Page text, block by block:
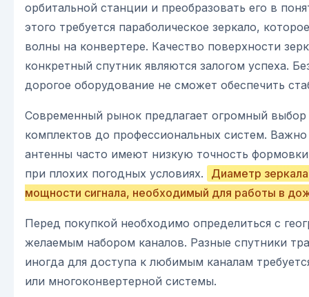
орбитальной станции и преобразовать его в
этого требуется параболическое зеркало,
волны на конвертере. Качество поверхности
конкретный спутник являются залогом успеха.
дорогое оборудование не сможет обеспечить
Современный рынок предлагает огромный
комплектов до профессиональных систем.
антенны часто имеют низкую точность
при плохих погодных условиях.
Диаметр
мощности сигнала, необходимый для работы в
Перед покупкой необходимо определиться с
желаемым набором каналов. Разные спутники
иногда для доступа к любимым каналам
или многоконвертерной системы.